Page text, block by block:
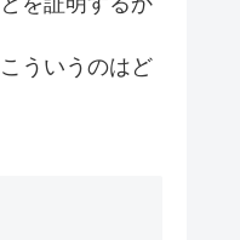
ういうのはど